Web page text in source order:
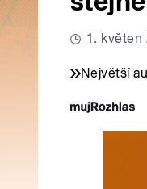
1. květen
Největší